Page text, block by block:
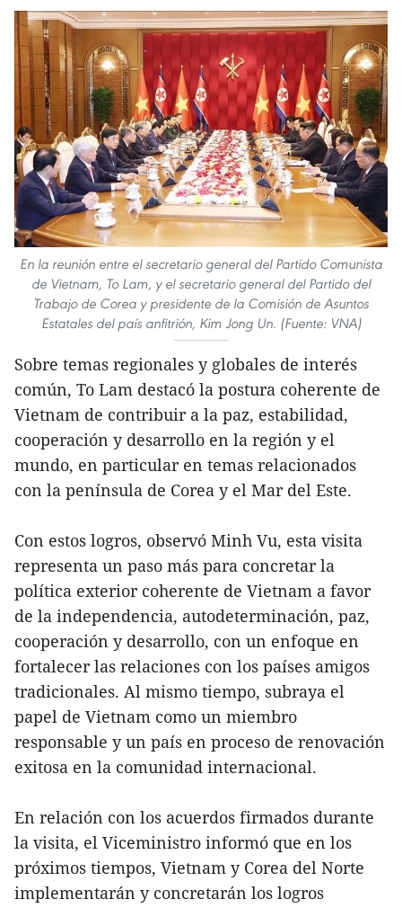
En la reunión entre el secretario general del Partido Comunista
de Vietnam, To Lam, y el secretario general del Partido del
Trabajo de Corea y presidente de la Comisión de Asuntos
Estatales del país anfitrión, Kim Jong Un. (Fuente: VNA)
Sobre temas regionales y globales de interés
común, To Lam destacó la postura coherente de
Vietnam de contribuir a la paz, estabilidad,
cooperación y desarrollo en la región y el
mundo, en particular en temas relacionados
con la península de Corea y el Mar del Este.
Con estos logros, observó Minh Vu, esta visita
representa un paso más para concretar la
política exterior coherente de Vietnam a favor
de la independencia, autodeterminación, paz,
cooperación y desarrollo, con un enfoque en
fortalecer las relaciones con los países amigos
tradicionales. Al mismo tiempo, subraya el
papel de Vietnam como un miembro
responsable y un país en proceso de renovación
exitosa en la comunidad internacional.
En relación con los acuerdos firmados durante
la visita, el Viceministro informó que en los
próximos tiempos, Vietnam y Corea del Norte
implementarán y concretarán los logros